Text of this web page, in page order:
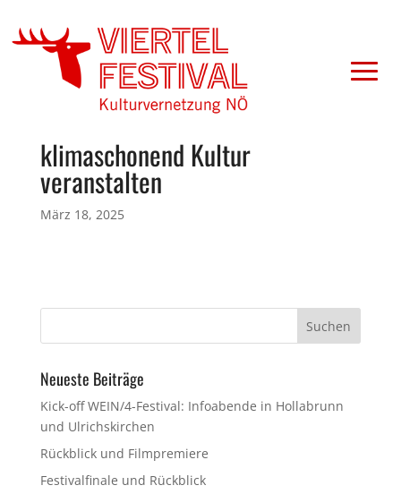
klimaschonend Kultur
veranstalten
März 18, 2025
Neueste Beiträge
Kick-off WEIN/4-Festival: Infoabende in Hollabrunn
und Ulrichskirchen
Rückblick und Filmpremiere
Festivalfinale und Rückblick